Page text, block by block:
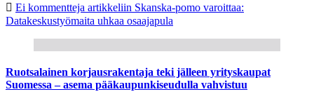
Ei kommentteja artikkeliin Skanska-pomo varoittaa:
Datakeskustyömaita uhkaa osaajapula
Ruotsalainen korjausrakentaja teki jälleen yrityskaupat
Suomessa – asema pääkaupunkiseudulla vahvistuu